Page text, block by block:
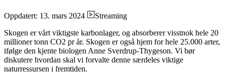
Oppdatert: 13. mars 2024
Streaming
Skogen er vårt viktigste karbonlager, og absorberer visstnok hele 20
millioner tonn CO2 pr år. Skogen er også hjem for hele 25.000 arter,
ifølge den kjente biologen Anne Sverdrup-Thygeson. Vi bør
diskutere hvordan skal vi forvalte denne særdeles viktige
naturressursen i fremtiden.